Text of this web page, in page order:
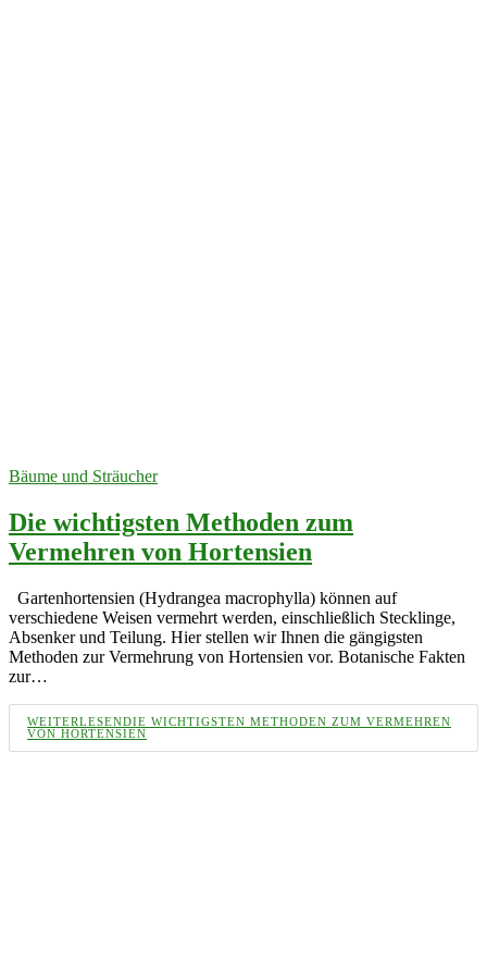
Bäume und Sträucher
Die wichtigsten Methoden zum
Vermehren von Hortensien
Gartenhortensien (Hydrangea macrophylla) können auf
verschiedene Weisen vermehrt werden, einschließlich Stecklinge,
Absenker und Teilung. Hier stellen wir Ihnen die gängigsten
Methoden zur Vermehrung von Hortensien vor. Botanische Fakten
zur…
WEITERLESENDIE WICHTIGSTEN METHODEN ZUM VERMEHREN
VON HORTENSIEN